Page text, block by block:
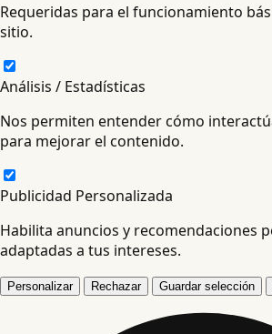
Requeridas para el funcionamiento
sitio.
Análisis / Estadísticas
Nos permiten entender cómo
para mejorar el contenido.
Publicidad Personalizada
Habilita anuncios y recomendaciones
adaptadas a tus intereses.
Personalizar Rechazar Guardar selección